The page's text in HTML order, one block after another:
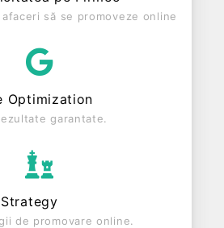
RON, gestionând operațiunile
an
si are status: FUNCTIUNE.
plătitoare de TVA.
să se promoveze online
Optimization
garantate.
de promovare online.